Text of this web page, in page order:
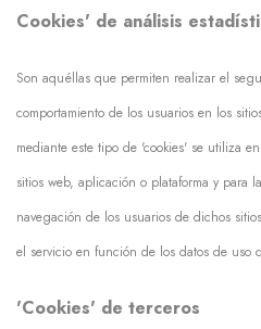
Cookies' de análisis
Son aquéllas que permiten realizar el
comportamiento de los usuarios en los
mediante este tipo de 'cookies' se utiliza
sitios web, aplicación o plataforma y para
navegación de los usuarios de dichos
el servicio en función de los datos de uso
'Cookies' de terceros